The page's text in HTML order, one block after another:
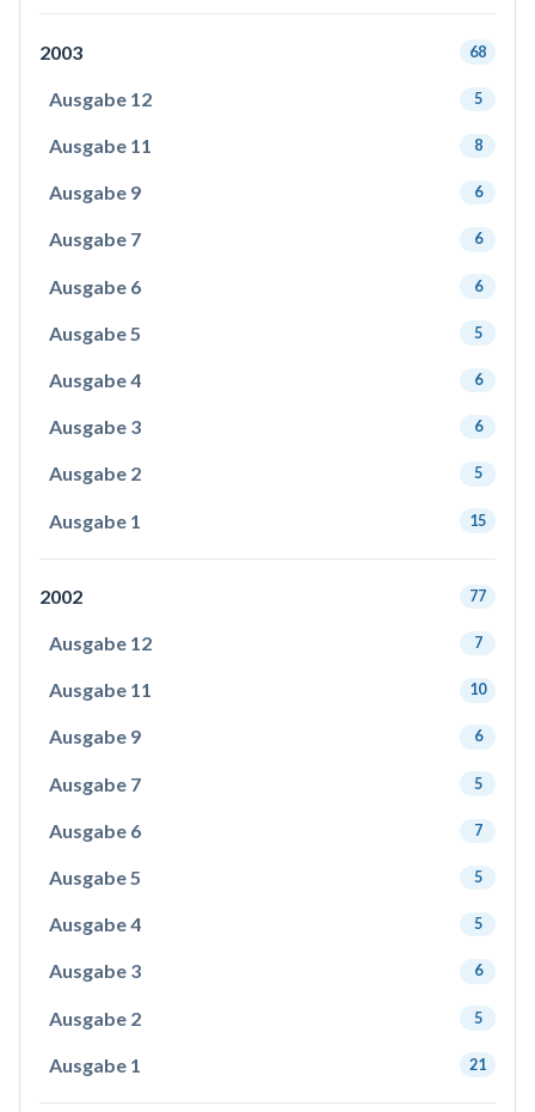
2003 68
Ausgabe 12 5
Ausgabe 11 8
Ausgabe 9 6
Ausgabe 7 6
Ausgabe 6 6
Ausgabe 5 5
Ausgabe 4 6
Ausgabe 3 6
Ausgabe 2 5
Ausgabe 1 15
2002 77
Ausgabe 12 7
Ausgabe 11 10
Ausgabe 9 6
Ausgabe 7 5
Ausgabe 6 7
Ausgabe 5 5
Ausgabe 4 5
Ausgabe 3 6
Ausgabe 2 5
Ausgabe 1 21